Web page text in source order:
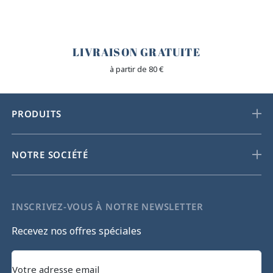
LIVRAISON GRATUITE
à partir de 80 €
PRODUITS
NOTRE SOCIÉTÉ
INSCRIVEZ-VOUS À NOTRE NEWSLETTER
Recevez nos offres spéciales